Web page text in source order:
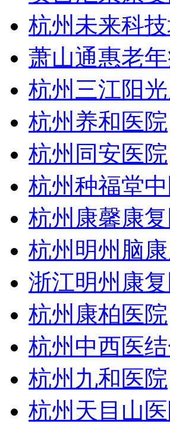
杭州未来科
萧山通惠老
杭州三江阳
杭州养和医院
杭州同安医院
杭州种福堂
杭州康馨康
杭州明州脑
浙江明州康
杭州康柏医院
杭州中西医
杭州九和医院
杭州天目山